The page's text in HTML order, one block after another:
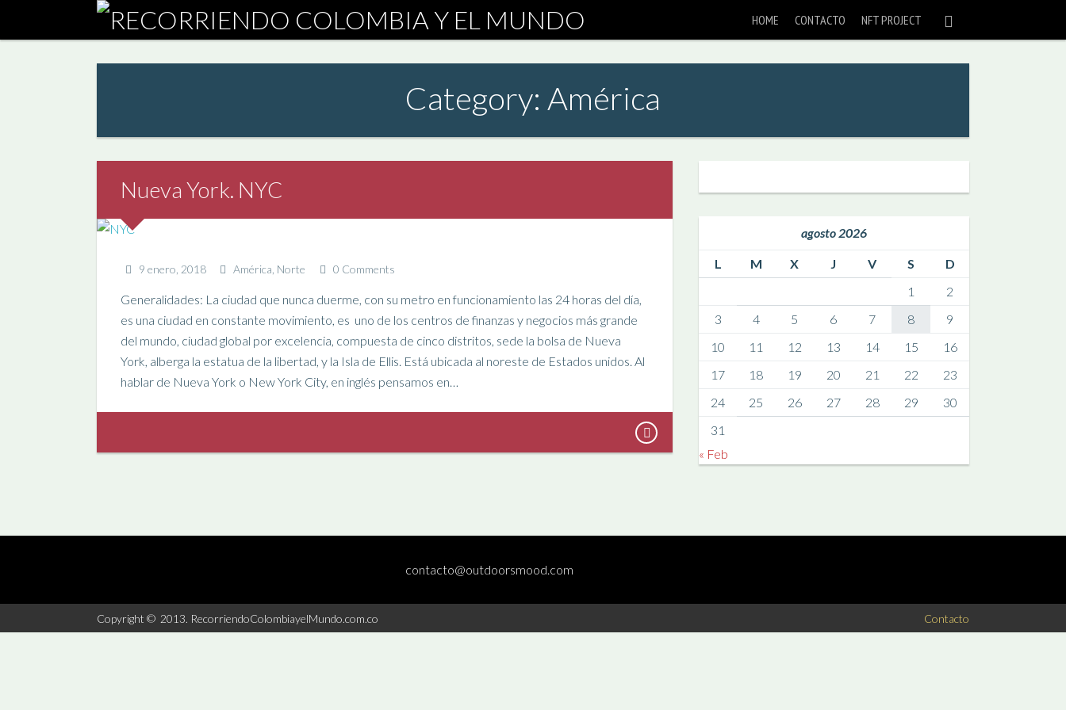
HOME CONTACTO NFT PROJECT
Category: América
Nueva York. NYC
9 enero, 2018 América Norte 0 Comments
Generalidades: La ciudad que nunca duerme, con su metro en funcionamiento las 24 horas del día,
es una ciudad en constante movimiento, es uno de los centros de finanzas y negocios más grande
del mundo, ciudad global por excelencia, compuesta de cinco distritos, sede la bolsa de Nueva
York, alberga la estatua de la libertad, y la Isla de Ellis. Está ubicada al noreste de Estados unidos. Al
hablar de Nueva York o New York City, en inglés pensamos en…
agosto 2026
L M X J V S
D
1
2
3
4 5 6 7 8
9
10
11 12 13 14 15
16
17
18 19 20 21 22
23
24
25 26 27 28 29
30
31
« Feb
contacto@outdoorsmood.com
Copyright © 2013. RecorriendoColombiayelMundo.com.co Contacto